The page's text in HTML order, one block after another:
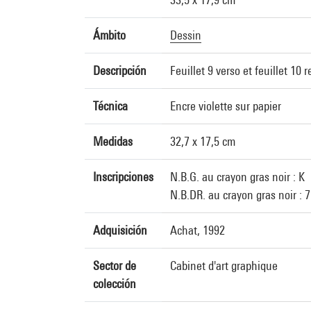
Ámbito Dessin
Descripción Feuillet 9 verso et feuillet 10
Técnica Encre violette sur papier
Medidas 32,7 x 17,5 cm
Inscripciones
N.B.G. au crayon gras noir : K
N.B.DR. au crayon gras noir : 7
Adquisición Achat, 1992
Sector de
colección
Cabinet d'art graphique